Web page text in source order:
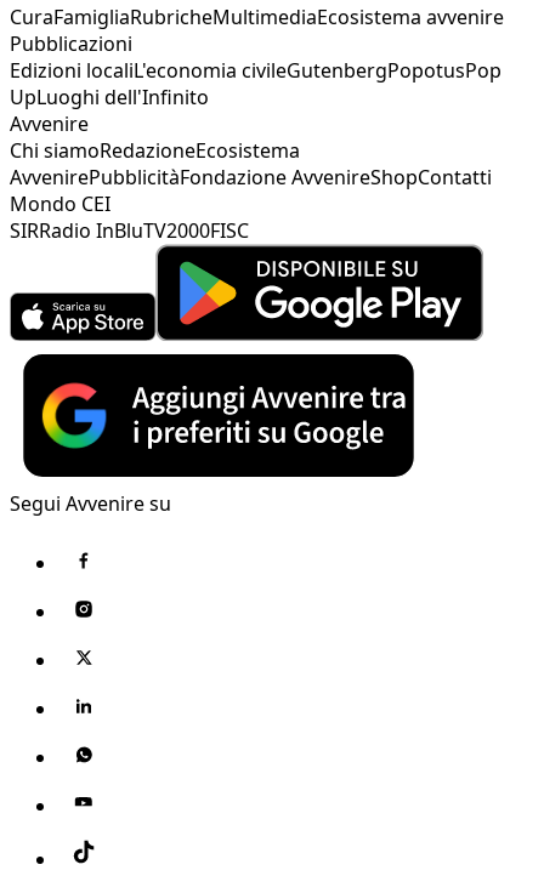
CuraFamigliaRubricheMultimediaEcosistema avvenire
Pubblicazioni
Edizioni localiL'economia civileGutenbergPopotusPop
UpLuoghi dell'Infinito
Avvenire
Chi siamoRedazioneEcosistema
AvvenirePubblicitàFondazione AvvenireShopContatti
Mondo CEI
SIRRadio InBluTV2000FISC
Segui Avvenire su